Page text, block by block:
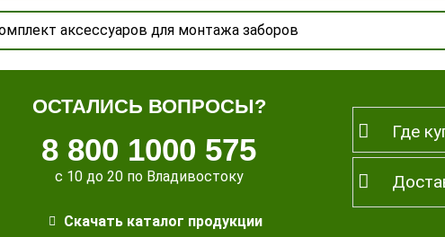
аксессуаров для монтажа заборов
ОСТАЛИСЬ ВОПРОСЫ?
8 800 1000 575
с 10 до 20 по Владивостоку
Скачать каталог продукции
Где